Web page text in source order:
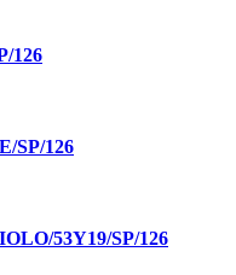
126
SP/126
53Y19/SP/126